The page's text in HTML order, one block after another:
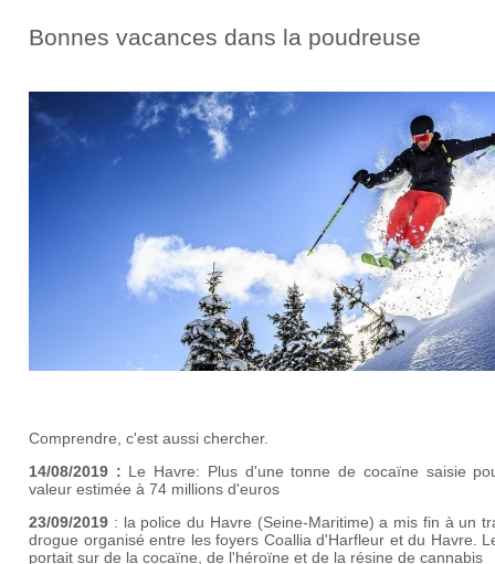
Bonnes vacances dans la poudreuse
Comprendre, c'est aussi chercher.
14/08/2019 : Le Havre: Plus d'une tonne de cocaïne saisie
valeur estimée à 74 millions d'euros
23/09/2019 : la police du Havre (Seine-Maritime) a mis fin à un
drogue organisé entre les foyers Coallia d'Harfleur et du Havre.
portait sur de la cocaïne, de l'héroïne et de la résine de cannabis